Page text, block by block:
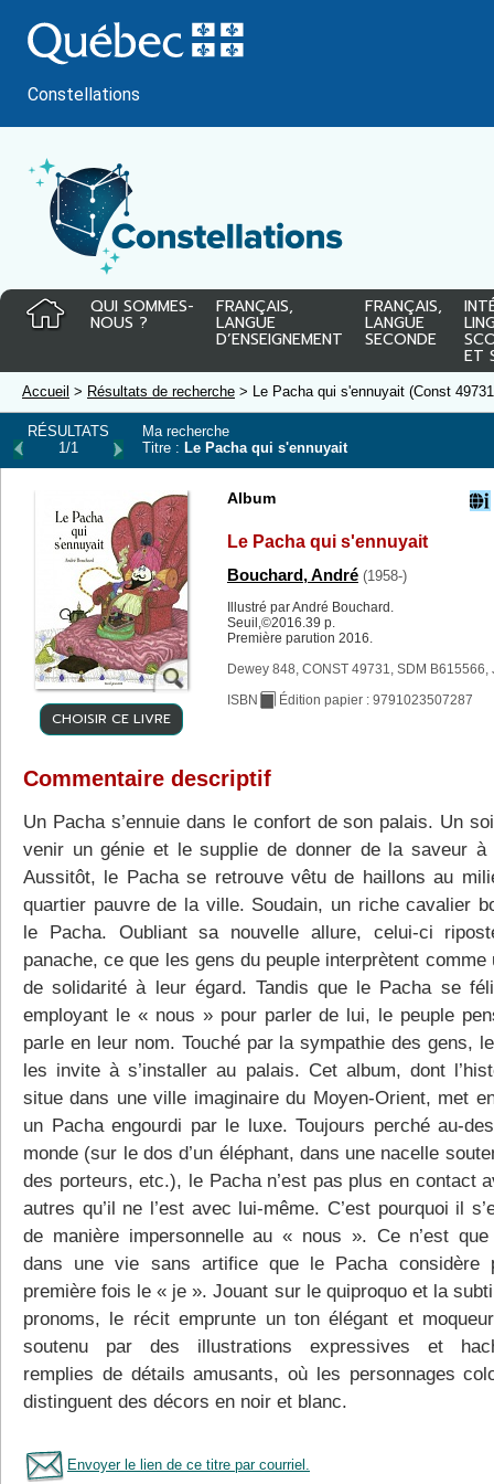
au
contenu
Constellations
QUI SOMMES-
NOUS ?
FRANÇAIS,
LANGUE
D’ENSEIGNEMENT
FRANÇAIS,
LANGUE
SECONDE
ET
Accueil > Résultats de recherche > Le Pacha qui s'ennuyait (Const
RÉSULTATS
1/1
Ma recherche
Titre : Le Pacha qui s'ennuyait
CHOISIR CE LIVRE
Album
Le Pacha qui s'ennuyait
Bouchard, André (1958-)
Illustré par André Bouchard.
Seuil,©2016.39 p.
Première parution 2016.
Dewey 848, CONST 49731, SDM B615566,
ISBN Édition papier : 9791023507287
Commentaire descriptif
Un Pacha s’ennuie dans le confort de son palais. Un
venir un génie et le supplie de donner de la saveur à
Aussitôt, le Pacha se retrouve vêtu de haillons au
quartier pauvre de la ville. Soudain, un riche cavalier
le Pacha. Oubliant sa nouvelle allure, celui-ci
panache, ce que les gens du peuple interprètent comme
de solidarité à leur égard. Tandis que le Pacha se
employant le « nous » pour parler de lui, le peuple
parle en leur nom. Touché par la sympathie des gens,
les invite à s’installer au palais. Cet album, dont
situe dans une ville imaginaire du Moyen-Orient, met
un Pacha engourdi par le luxe. Toujours perché au-
monde (sur le dos d’un éléphant, dans une nacelle
des porteurs, etc.), le Pacha n’est pas plus en contact
autres qu’il ne l’est avec lui-même. C’est pourquoi il
de manière impersonnelle au « nous ». Ce n’est que
dans une vie sans artifice que le Pacha considère
première fois le « je ». Jouant sur le quiproquo et la
pronoms, le récit emprunte un ton élégant et
soutenu par des illustrations expressives et
remplies de détails amusants, où les personnages
distinguent des décors en noir et blanc.
Envoyer le lien de ce titre par courriel.